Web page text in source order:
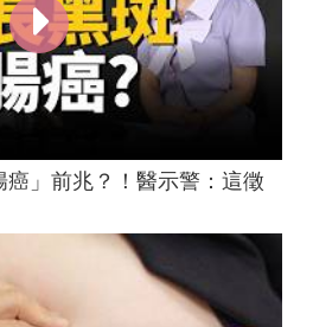
」前兆？！醫示警：這徵